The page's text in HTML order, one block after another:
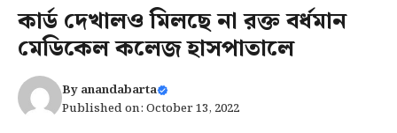
কার্ড দেখালও মিলছে না রক্ত বর্ধমান
মেডিকেল কলেজ হাসপাতালে
Byanandabarta
Published on: October 13, 2022